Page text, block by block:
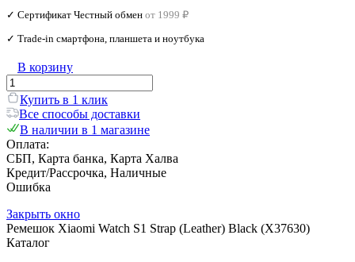
✓ Сертификат Честный обмен от 1999 ₽
✓ Trade‑in смартфона, планшета и ноутбука
В корзину
Купить в 1 клик
Все способы доставки
В наличии в 1 магазине
Оплата:
СБП, Карта банка, Карта Халва
Кредит/Рассрочка, Наличные
Ошибка
Закрыть окно
Ремешок Xiaomi Watch S1 Strap (Leather) Black (X37630)
Каталог